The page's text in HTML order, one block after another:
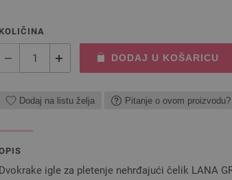
KOLIČINA
DODAJ U KOŠARICU
Dodaj na listu želja Pitanje o ovom proizvodu?
Dvokrake igle za pletenje nehrđajući čelik LANA